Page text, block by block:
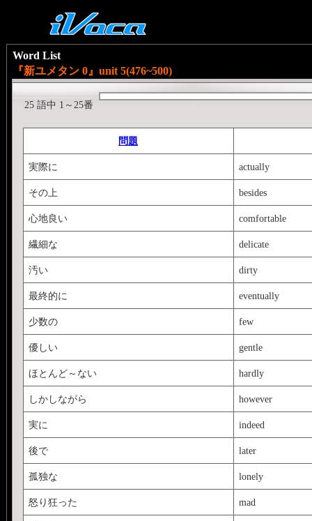
Word List
『新ユメタン 0』unit 5(476~500)
25 語中 1～25番
問題
実際に actually
その上 besides
心地良い comfortable
繊細な delicate
汚い dirty
最終的に eventually
少数の few
優しい gentle
ほとんど～ない hardly
しかしながら however
実に indeed
後で later
孤独な lonely
怒り狂った mad